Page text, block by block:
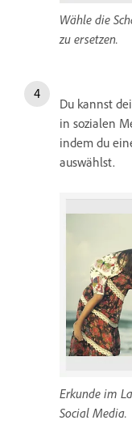
Wähle die
zu ersetzen.
Du kannst
in sozialen
indem du
auswählst.
Erkunde im
Social Media.